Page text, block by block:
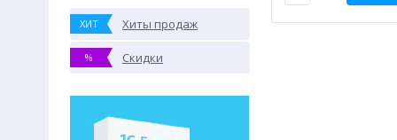
ХИТ Хиты продаж
% Скидки